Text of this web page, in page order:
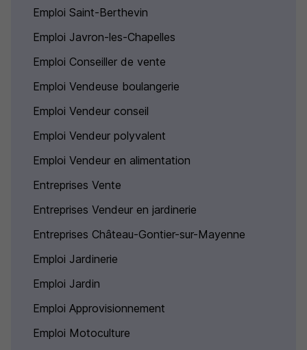
Emploi Saint-Berthevin
Emploi Javron-les-Chapelles
Emploi Conseiller de vente
Emploi Vendeuse boulangerie
Emploi Vendeur conseil
Emploi Vendeur polyvalent
Emploi Vendeur en alimentation
Entreprises Vente
Entreprises Vendeur en jardinerie
Entreprises Château-Gontier-sur-Mayenne
Emploi Jardinerie
Emploi Jardin
Emploi Approvisionnement
Emploi Motoculture